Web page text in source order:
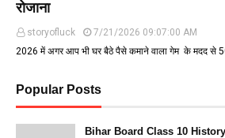
रोजाना
storyofluck
7/21/2026 09:07:00 AM
2026 में अगर आप भी घर बैठे पैसे कमाने वाला गेम के मदद से
Popular Posts
Bihar Board Class 10 History